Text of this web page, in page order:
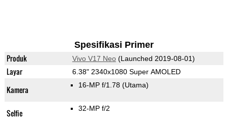
Spesifikasi Primer
Produk Vivo V17 Neo(Launched 2019-08-01)
Layar 6.38" 2340x1080 Super AMOLED
Kamera 16-MP f/1.78 (Utama)
Selfie 32-MP f/2